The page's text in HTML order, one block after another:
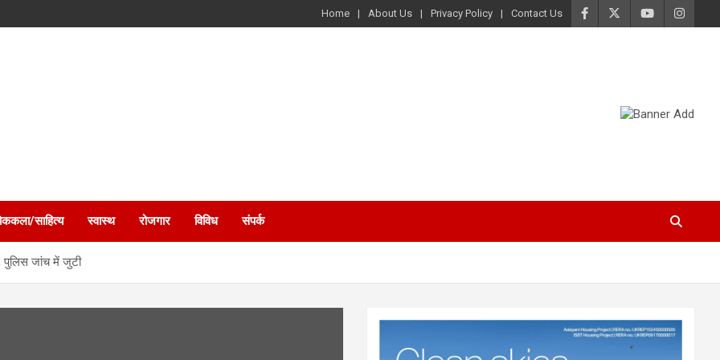
Home About Us Privacy Policy Contact Us
साहित्य स्वास्थ रोजगार विविध संपर्क
पुलिस जांच में जुटी